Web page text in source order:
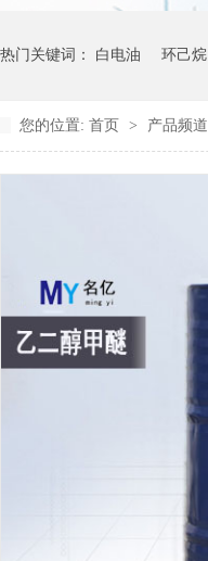
热门关键词： 白电油 环己烷
您的位置: 首页 > 产品频道